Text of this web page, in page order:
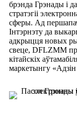
брэнда Грэнады і
стратэгіі
сферы. Ад
Інтэрнэту да
адкрыцця новых
свеце, DFLZMM
кітайскіх
маркетынгу